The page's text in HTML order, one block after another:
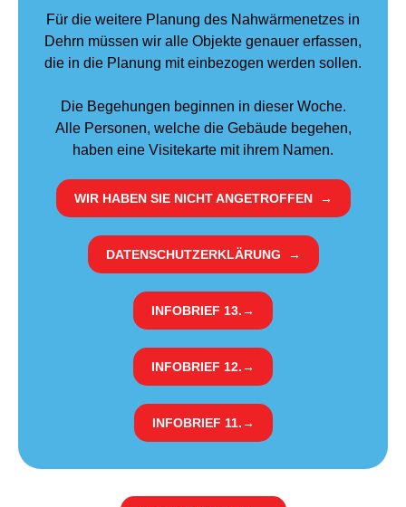
Für die weitere Planung des Nahwärmenetzes in
Dehrn müssen wir alle Objekte genauer erfassen,
die in die Planung mit einbezogen werden sollen.
Die Begehungen beginnen in dieser Woche.
Alle Personen, welche die Gebäude begehen,
haben eine Visitekarte mit ihrem Namen.
WIR HABEN SIE NICHT ANGETROFFEN →
DATENSCHUTZERKLÄRUNG →
INFOBRIEF 13.→
INFOBRIEF 12.→
INFOBRIEF 11.→